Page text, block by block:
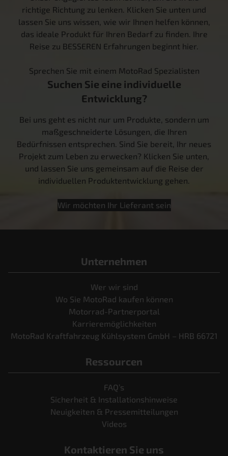
richtige Richtung zu lenken. Klicken Sie unten und
lassen Sie uns wissen, wie wir Ihnen helfen können,
das ideale Produkt für Ihren Bedarf zu finden. Ihre
Reise zu BESSEREN Erfahrungen beginnt hier.
Sprechen Sie mit einem MotoRad Spezialisten
Suchen Sie eine individuelle
Entwicklung?
Bei uns geht es nicht nur um Produkte, sondern um
maßgeschneiderte Lösungen, die Ihren
Bedürfnissen entsprechen. Sind Sie bereit, Ihr neues
Projekt zum Leben zu erwecken? Klicken Sie unten,
und lassen Sie uns gemeinsam auf die Reise der
individuellen Produktentwicklung gehen.
Wir möchten Ihr Lieferant sein
Unternehmen
Wer wir sind
Wo Sie MotoRad kaufen können
Motorrad-Partnerportal
Karrieremöglichkeiten
MotoRad Kraftfahrzeug Kühlsystem GmbH – HRB 66721
Ressourcen
FAQ’s
Sicherheit & Installationshinweise
Neuigkeiten & Pressemitteilungen
Videos
Kontaktieren Sie uns